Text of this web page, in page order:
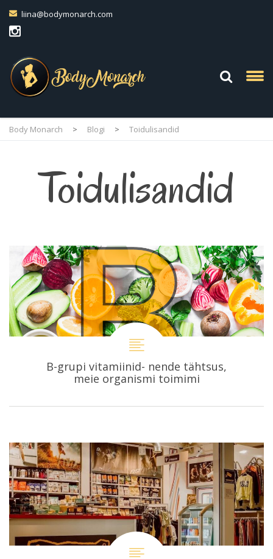
liina@bodymonarch.com
Body Monarch > Blogi > Toidulisandid
Toidulisandid
B-grupi vitamiinid- nende tähtsus,
meie organismi toimimi